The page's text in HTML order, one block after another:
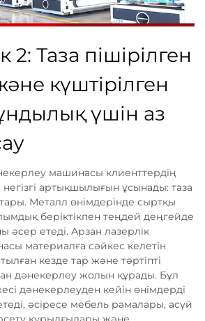
2: Таза пішірілген
күштірілген
үшін аз
машинасы клиенттердің
артықшылығын ұсынады: таза
Металл өнімдерінде сыртқы
беріктікпен теңдей деңгейде
әсер етеді. Арзан лазерлік
материалға сәйкес келетін
кезде тар және тәртіпті
дәнекерлеу жолын құрады. Бұл
дәнекерлеуден кейін өнімдерді
әсіресе мебель рамалары, асүй